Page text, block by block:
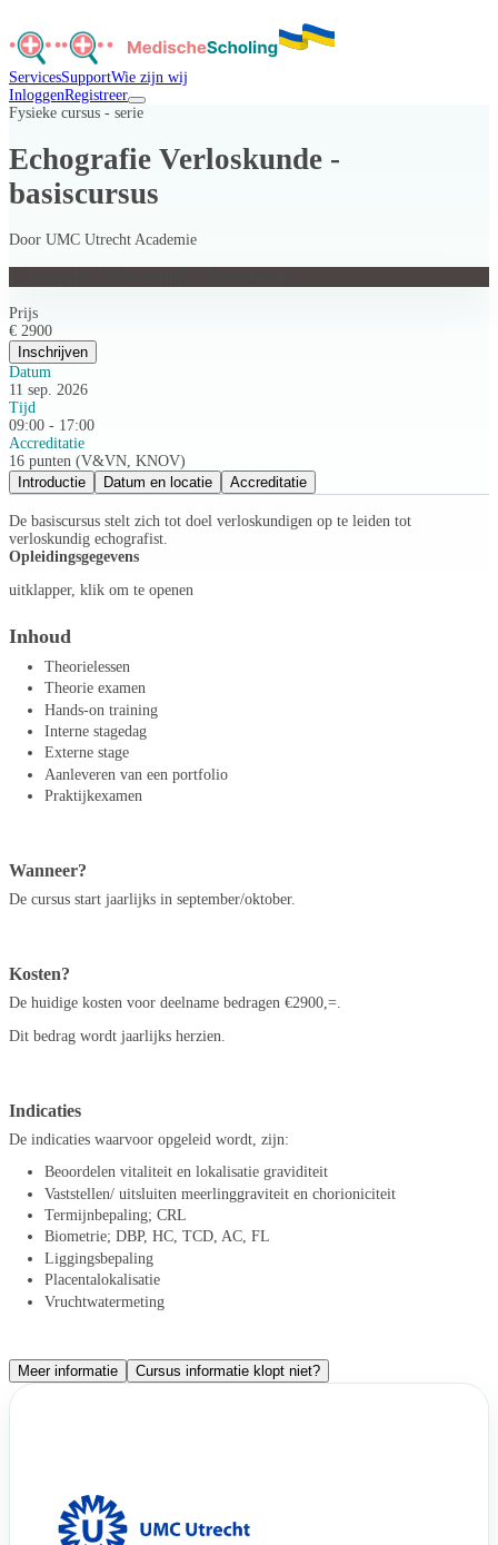
ServicesSupportWie zijn wij
InloggenRegistreer
Fysieke cursus - serie
Echografie Verloskunde -
basiscursus
Door UMC Utrecht Academie
Prijs
€ 2900
Inschrijven
Datum
11 sep. 2026
Tijd
09:00 - 17:00
Accreditatie
16 punten (V&VN, KNOV)
Introductie
Datum en locatie Accreditatie
De basiscursus stelt zich tot doel verloskundigen op te leiden tot
verloskundig echografist.
Opleidingsgegevens
uitklapper, klik om te openen
Inhoud
Theorielessen
Theorie examen
Hands-on training
Interne stagedag
Externe stage
Aanleveren van een portfolio
Praktijkexamen
Wanneer?
De cursus start jaarlijks in september/oktober.
Kosten?
De huidige kosten voor deelname bedragen €2900,=.
Dit bedrag wordt jaarlijks herzien.
Indicaties
De indicaties waarvoor opgeleid wordt, zijn:
Beoordelen vitaliteit en lokalisatie graviditeit
Vaststellen/ uitsluiten meerlinggraviteit en chorioniciteit
Termijnbepaling; CRL
Biometrie; DBP, HC, TCD, AC, FL
Liggingsbepaling
Placentalokalisatie
Vruchtwatermeting
Meer informatie Cursus informatie klopt niet?